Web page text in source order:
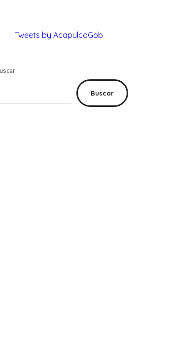
Tweets by AcapulcoGob
Buscar